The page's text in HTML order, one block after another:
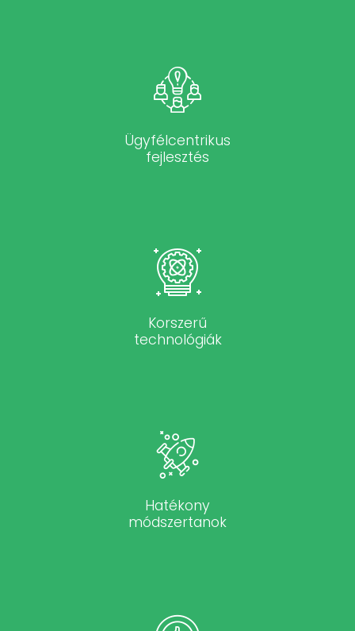
Ügyfélcentrikus
fejlesztés
Korszerű
technológiák
Hatékony
módszertanok